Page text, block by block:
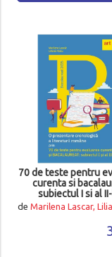
70 de teste pentru
curenta si
subiectul I si al
de Marilena Lascar,